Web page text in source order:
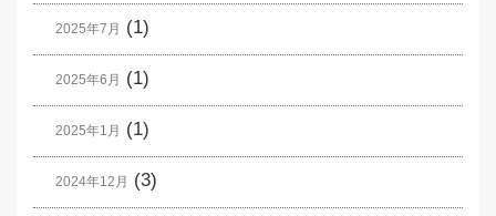
2025年7月 (1)
2025年6月 (1)
2025年1月 (1)
2024年12月 (3)